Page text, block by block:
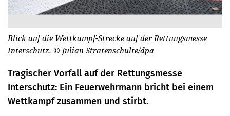
Blick auf die Wettkampf-Strecke auf der Rettungsmesse
Interschutz. © Julian Stratenschulte/dpa
Tragischer Vorfall auf der Rettungsmesse
Interschutz: Ein Feuerwehrmann bricht bei einem
Wettkampf zusammen und stirbt.